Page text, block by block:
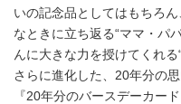
いの記念品としてはもちろ
なときに立ち返る“ママ・パ
んに大きな力を授けてくれる
さらに進化した、20年分の
『20年分のバースデーカー